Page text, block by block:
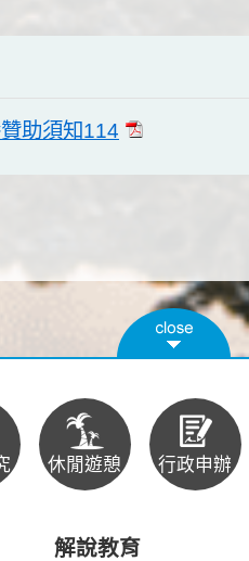
助須知114
休閒遊憩 行政申辦
解說教育